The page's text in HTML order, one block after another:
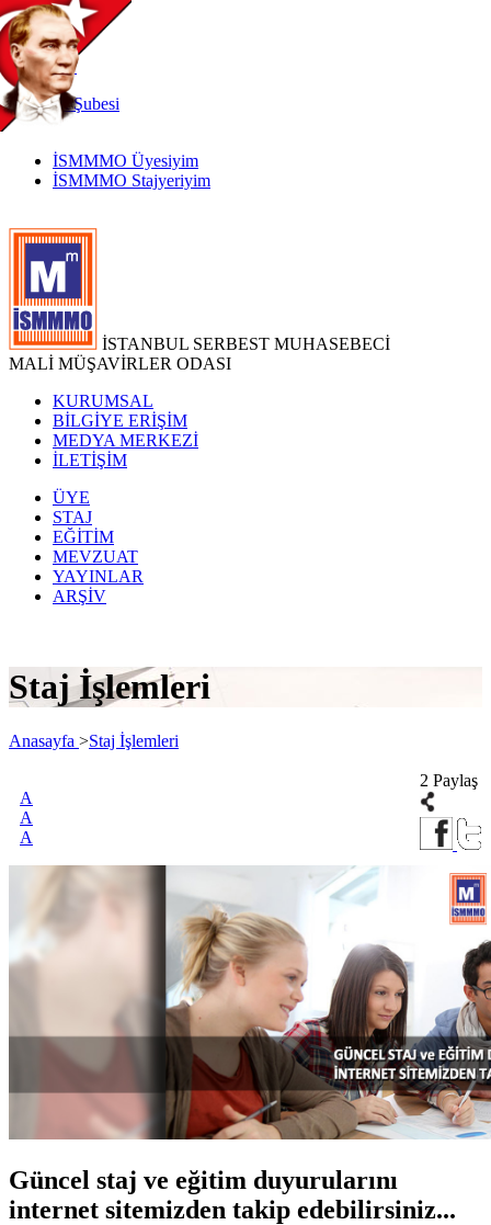
TR
|
EN
İnternetŞubesi
İSMMMO Üyesiyim
İSMMMO Stajyeriyim
İSTANBUL SERBEST MUHASEBECİ
MALİ MÜŞAVİRLER ODASI
KURUMSAL
BİLGİYE ERİŞİM
MEDYA MERKEZİ
İLETİŞİM
ÜYE
STAJ
EĞİTİM
MEVZUAT
YAYINLAR
ARŞİV
Staj İşlemleri
Anasayfa >Staj İşlemleri
A
A
A
2 Paylaş
Güncel staj ve eğitim duyurularını
internet sitemizden takip edebilirsiniz...